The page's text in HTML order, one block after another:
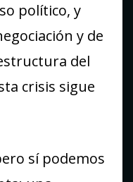
político, y
y de
del
crisis sigue
sí podemos